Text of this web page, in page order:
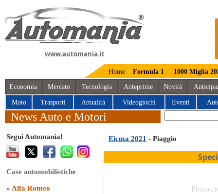
www.automania.it
Home Formula 1 1000 Miglia
Economia Mercato Tecnologia Anteprime Novità
Moto Trasporti Attualità Videogiochi Eventi
News Auto e Motori
Segui Automania!
Case automobilistiche
» Alfa Romeo
Eicma 2021 - Piaggio
Photo